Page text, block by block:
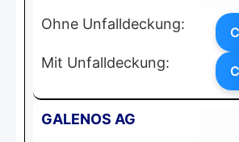
Ohne Unfalldeckung:
Mit Unfalldeckung:
GALENOS AG